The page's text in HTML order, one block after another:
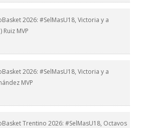
2026: #SelMasU18, Victoria y a
Ruiz MVP
2026: #SelMasU18, Victoria y a
MVP
Trentino 2026: #SelMasU18, Octavos